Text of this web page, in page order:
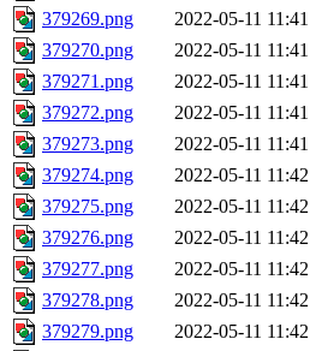
379269.png
2022-05-11 11:41
379270.png
2022-05-11 11:41
379271.png
2022-05-11 11:41
379272.png
2022-05-11 11:41
379273.png
2022-05-11 11:41
379274.png
2022-05-11 11:42
379275.png
2022-05-11 11:42
379276.png
2022-05-11 11:42
379277.png
2022-05-11 11:42
379278.png
2022-05-11 11:42
379279.png
2022-05-11 11:42